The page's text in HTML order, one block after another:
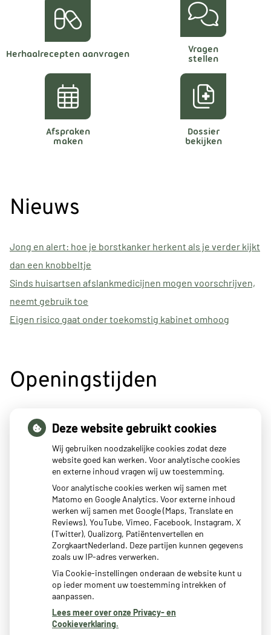
Herhaalrecepten aanvragen
Vragen
stellen
Afspraken
maken
Dossier
bekijken
Nieuws
Jong en alert: hoe je borstkanker herkent als je verder kijkt
dan een knobbeltje
Sinds huisartsen afslankmedicijnen mogen voorschrijven,
neemt gebruik toe
Eigen risico gaat onder toekomstig kabinet omhoog
Openingstijden
Maandag:
14:30tot
- 17:00
8:00 tot
- 12:00
14:30tot
- 17:00
Woensdag:
8:00tot
- 12:00
14:30tot
- 17:00
Donderdag:
8:00tot
- 12:00
14:30tot
- 17:00
8:00 tot- 12:00
14:30tot
- 17:00
Deze website gebruikt cookies
Wij gebruiken noodzakelijke cookies zodat deze
website goed kan werken. Voor analytische cookies
en externe inhoud vragen wij uw toestemming.
Voor analytische cookies werken wij samen met
Matomo en Google Analytics. Voor externe inhoud
werken wij samen met Google (Maps, Translate en
Reviews), YouTube, Vimeo, Facebook, Instagram, X
(Twitter), Qualizorg, Patiëntenvertellen en
ZorgkaartNederland. Deze partijen kunnen gegevens
zoals uw IP-adres verwerken.
Via Cookie-instellingen onderaan de website kunt u
op ieder moment uw toestemming intrekken of
aanpassen.
Lees meer over onze Privacy- en
Cookieverklaring.